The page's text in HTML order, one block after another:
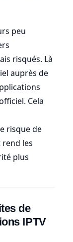
peu
risqués. Là
auprès de
Cela
risque de
les
plus
de
IPTV